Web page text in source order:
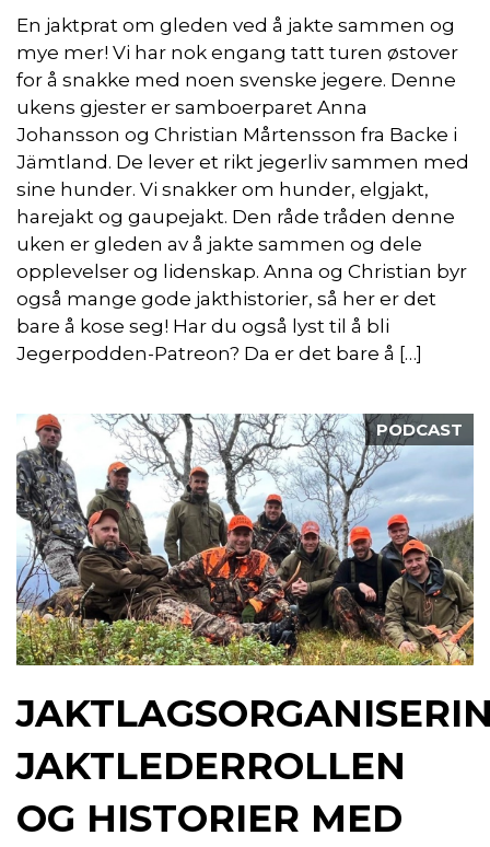
En jaktprat om gleden ved å jakte sammen og
mye mer! Vi har nok engang tatt turen østover
for å snakke med noen svenske jegere. Denne
ukens gjester er samboerparet Anna
Johansson og Christian Mårtensson fra Backe i
Jämtland. De lever et rikt jegerliv sammen med
sine hunder. Vi snakker om hunder, elgjakt,
harejakt og gaupejakt. Den råde tråden denne
uken er gleden av å jakte sammen og dele
opplevelser og lidenskap. Anna og Christian byr
også mange gode jakthistorier, så her er det
bare å kose seg! Har du også lyst til å bli
Jegerpodden-Patreon? Da er det bare å […]
PODCAST
JAKTLEDERROLLEN
OG HISTORIER MED